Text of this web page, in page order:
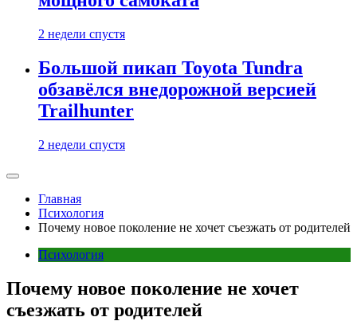
2 недели спустя
Большой пикап Toyota Tundra
обзавёлся внедорожной версией
Trailhunter
2 недели спустя
Главная
Психология
Почему новое поколение не хочет съезжать от родителей
Психология
Почему новое поколение не хочет
съезжать от родителей